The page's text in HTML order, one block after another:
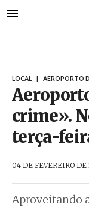
para
LOCAL AEROPORTO
crime».
terça-
04 DE FEVEREIRO
Aproveitando